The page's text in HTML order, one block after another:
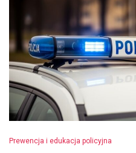
Prewencja i edukacja policyjna